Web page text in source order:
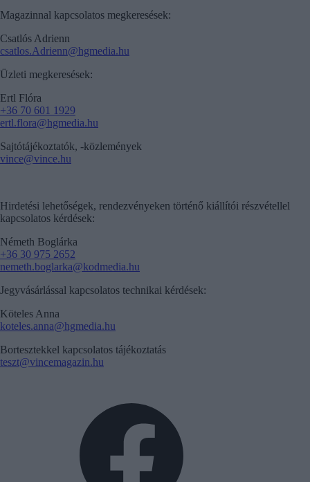
Magazinnal kapcsolatos megkeresések:
Csatlós Adrienn
csatlos.Adrienn@hgmedia.hu
Üzleti megkeresések:
Ertl Flóra
+36 70 601 1929
ertl.flora@hgmedia.hu
Sajtótájékoztatók, -közlemények
vince@vince.hu
Hirdetési lehetőségek, rendezvényeken történő kiállítói részvétellel
kapcsolatos kérdések:
Németh Boglárka
+36 30 975 2652
nemeth.boglarka@kodmedia.hu
Jegyvásárlással kapcsolatos technikai kérdések:
Köteles Anna
koteles.anna@hgmedia.hu
Bortesztekkel kapcsolatos tájékoztatás
teszt@vincemagazin.hu